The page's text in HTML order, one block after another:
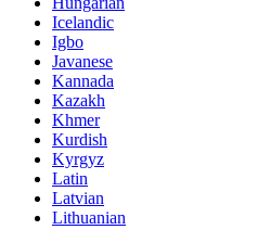
Icelandic
Igbo
Javanese
Kannada
Kazakh
Khmer
Kurdish
Kyrgyz
Latin
Latvian
Lithuanian